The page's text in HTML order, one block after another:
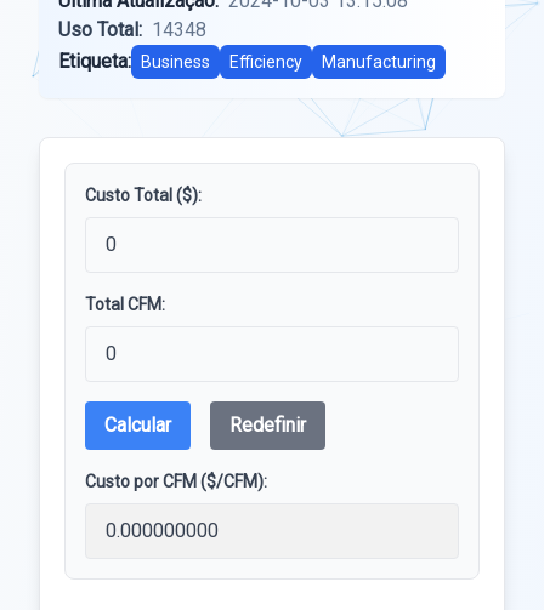
Uso Total: 14348
Etiqueta:
Business Efficiency Manufacturing
Custo Total ($):
Total CFM:
Calcular Redefinir
Custo por CFM ($/CFM):